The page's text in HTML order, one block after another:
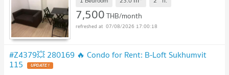
7,500THB/month
07/08/2026 17:00:18
#Z4379💥 280169 🔥 Condo for Rent: B-Loft Sukhumvit
115 UPDATE !